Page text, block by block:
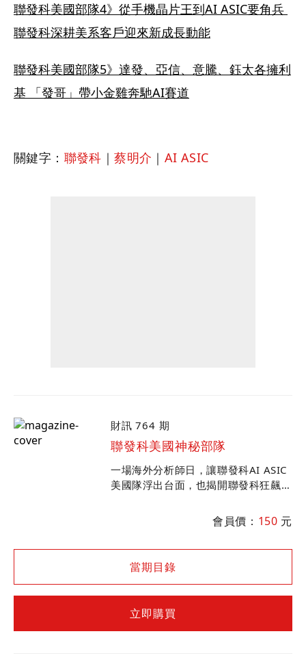
聯發科美國部隊4》從手機晶片王到AI ASIC要角兵
聯發科深耕美系客戶迎來新成長動能
聯發科美國部隊5》達發、亞信、意騰、鈺太各擁利
基 「發哥」帶小金雞奔馳AI賽道
關鍵字： 聯發科 ｜蔡明介 ｜ AI ASIC
財訊 764 期
聯發科美國神秘部隊
一場海外分析師日，讓聯發科AI ASIC
美國隊浮出台面，也揭開聯發科狂飆背
AI團隊，一路挺進谷歌主導的算力賽
會員價： 150 元
當期目錄
立即購買